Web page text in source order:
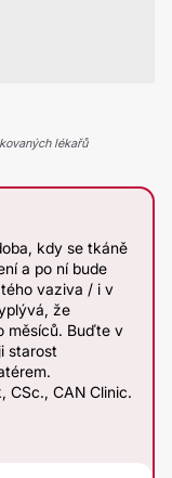
lékařů
kdy se tkáně
a po ní bude
vaziva / i v
že
měsíců. Buďte v
starost
CSc., CAN Clinic.